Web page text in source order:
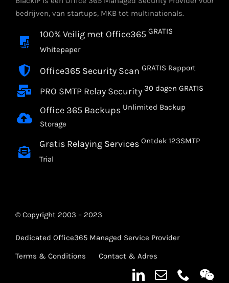
bedrijven, van startups, MKB tot multinationals.
100% Veilig met Office365 GRATIS
Whitepaper
Office365 Security Scan GRATIS Rapport
PRO SMTP Relay Security 30 dagen GRATIS
Office 365 Backups Unlimited Backup
Storage
Gratis Relaying ServicesOntdek 123SMTP
Trial
© Copyright 2003 – 2023
Dedicated Office365 Managed Service Provider
Terms & Conditions
Contact & Adres